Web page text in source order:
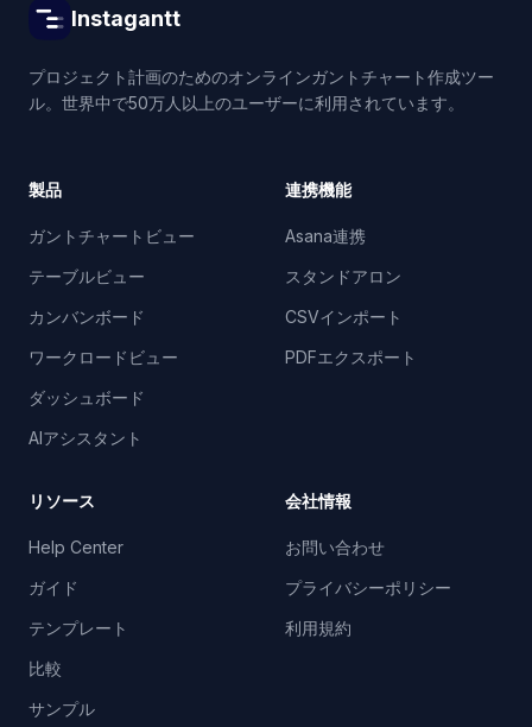
Instagantt
プロジェクト計画のためのオンラインガントチャート作成ツー
ル。世界中で50万人以上のユーザーに利用されています。
製品
ガントチャートビュー
テーブルビュー
カンバンボード
ワークロードビュー
ダッシュボード
AIアシスタント
連携機能
Asana連携
スタンドアロン
CSVインポート
PDFエクスポート
リソース
Help Center
ガイド
テンプレート
比較
サンプル
会社情報
お問い合わせ
プライバシーポリシー
利用規約